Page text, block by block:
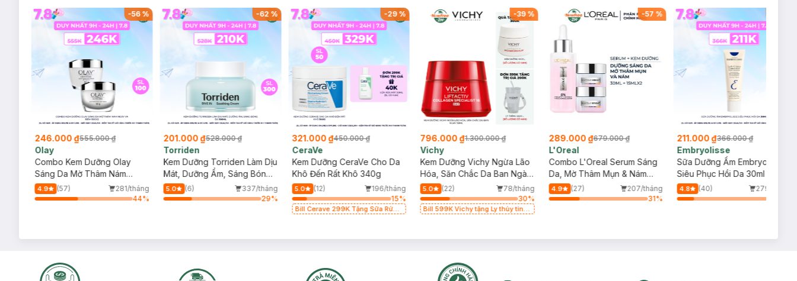
-56%
246.000 ₫555.000 ₫
Olay
Combo Kem Dưỡng Olay
Sáng Da Mờ Thâm Nám
Ngày Và Đêm 50gx2
4.9 (57)
281/tháng
44%
-62 %
201.000 ₫528.000 ₫
Torriden
Kem Dưỡng Torriden Làm Dịu
Mát, Dưỡng Ẩm, Sáng Bóng
Da 100ml
5.0 (6)
337/tháng
29%
-29%
321.000 ₫450.000 ₫
CeraVe
Kem Dưỡng CeraVe Cho Da
Khô Đến Rất Khô 340g
5.0 (12)
196/tháng
15%
Bill Cerave 299K Tặng Sữa Rửa
-39%
796.000 ₫1.300.000 ₫
Vichy
Kem Dưỡng Vichy Ngừa Lão
Hóa, Săn Chắc Da Ban Ngày
50ml
5.0 (22)
78/tháng
30%
Bill 599K Vichy tặng Ly thủy tinh
-57 %
289.000 ₫679.000 ₫
L'Oreal
Combo L'Oreal Serum Sáng
Da, Mờ Thâm Mụn & Nám
30ml + 2 Kem Dưỡng Mờ
Thâm Nám Ban Ngày 15ml
4.9 (27)
207/tháng
31%
211.000 ₫366.000 ₫
Embryolisse
Sữa Dưỡng Ẩm Embryolisse
Siêu Phục Hồi Da 30ml
4.8 (40)
279/tháng